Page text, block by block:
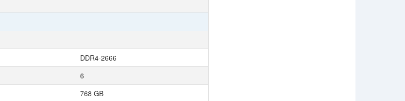
DDR4-2666
6
768 GB